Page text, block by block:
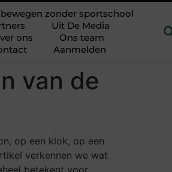
zonder sportschool
Uit De Media
ons
Ons team
Aanmelden
van de
op een klok, op een
verkennen we wat
betekent voor